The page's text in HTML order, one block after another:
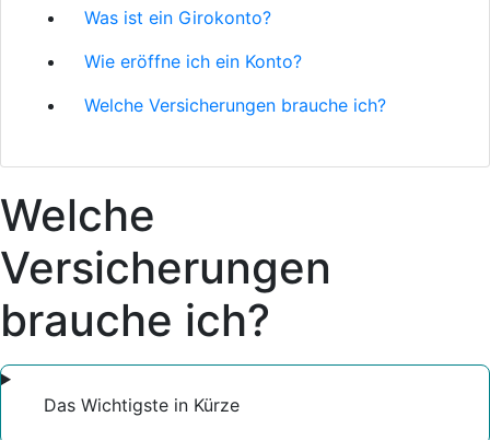
Was ist ein Girokonto?
Wie eröffne ich ein Konto?
Welche Versicherungen brauche ich?
Welche
Versicherungen
brauche ich?
Das Wichtigste in Kürze